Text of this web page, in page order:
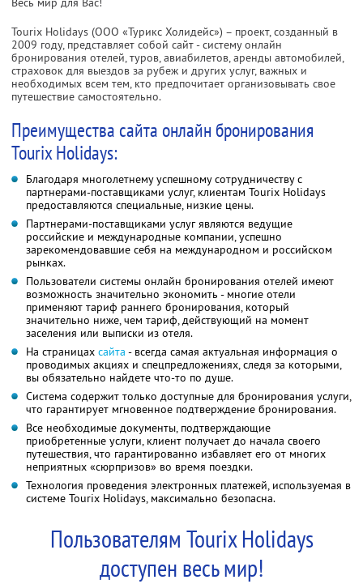
Tourix Holidays (ООО «Турикс Холидейс») – проект, созданный в
2009 году, представляет собой сайт - систему онлайн
бронирования отелей, туров, авиабилетов, аренды автомобилей,
страховок для выездов за рубеж и других услуг, важных и
необходимых всем тем, кто предпочитает организовывать свое
путешествие самостоятельно.
Преимущества сайта онлайн бронирования
Tourix Holidays:
Благодаря многолетнему успешному сотрудничеству с
партнерами-поставщиками услуг, клиентам Tourix Holidays
предоставляются специальные, низкие цены.
Партнерами-поставщиками услуг являются ведущие
российские и международные компании, успешно
зарекомендовавшие себя на международном и российском
рынках.
Пользователи системы онлайн бронирования отелей имеют
возможность значительно экономить - многие отели
применяют тариф раннего бронирования, который
значительно ниже, чем тариф, действующий на момент
заселения или выписки из отеля.
На страницах сайта - всегда самая актуальная информация о
проводимых акциях и спецпредложениях, следя за которыми,
вы обязательно найдете что-то по душе.
Система содержит только доступные для бронирования услуги,
что гарантирует мгновенное подтверждение бронирования.
Все необходимые документы, подтверждающие
приобретенные услуги, клиент получает до начала своего
путешествия, что гарантированно избавляет его от многих
неприятных «сюрпризов» во время поездки.
Технология проведения электронных платежей, используемая в
системе Tourix Holidays, максимально безопасна.
Пользователям Tourix Holidays
доступен весь мир!